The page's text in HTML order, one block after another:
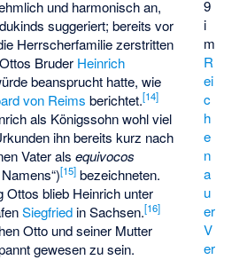
9
i
m
R
ei
c
h
e
n
a
u
er
V
er
und harmonisch an,
suggeriert; bereits vor
Herrscherfamilie zerstritten
Bruder Heinrich
beansprucht hatte, wie
von Reims berichtet.[14]
als Königssohn wohl viel
ihn bereits kurz nach
Vater alsequivocos
[15] bezeichneten.
Ottos blieb Heinrich unter
Siegfried in Sachsen.[16]
Otto und seiner Mutter
gewesen zu sein.